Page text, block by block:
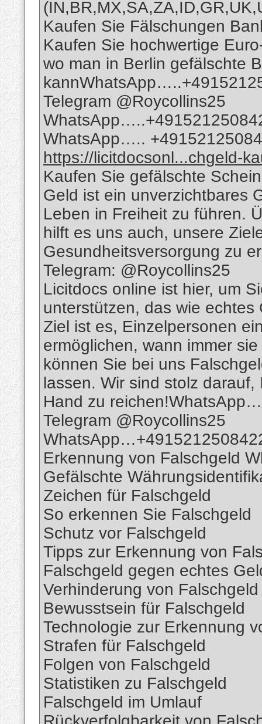
Kaufen Sie Fälschungen
Kaufen Sie hochwertige
wo man in Berlin gefälschte
Telegram @Roycollins25
WhatsApp…..
https://licitdocsonl...chgeld-
Kaufen Sie gefälschte
Geld ist ein unverzichtbares
Leben in Freiheit zu führen.
hilft es uns auch, unsere
Gesundheitsversorgung zu
Telegram: @Roycollins25
Licitdocs online ist hier, um
unterstützen, das wie
Ziel ist es, Einzelpersonen
ermöglichen, wann immer
können Sie bei uns
lassen. Wir sind stolz
Hand zu
Telegram @Roycollins25
Erkennung von Falschgeld
Gefälschte
Zeichen für Falschgeld
So erkennen Sie Falschgeld
Schutz vor Falschgeld
Tipps zur Erkennung von
Falschgeld gegen echtes
Verhinderung von Falschgeld
Bewusstsein für Falschgeld
Technologie zur Erkennung
Strafen für Falschgeld
Folgen von Falschgeld
Statistiken zu Falschgeld
Falschgeld im Umlauf